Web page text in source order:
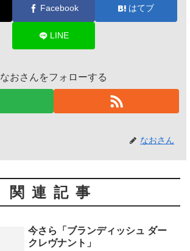
Facebook はてブ
LINE
なおさんをフォローする
なおさん
関連記事
今さら「ブランディッシュ ダー
クレヴナント」